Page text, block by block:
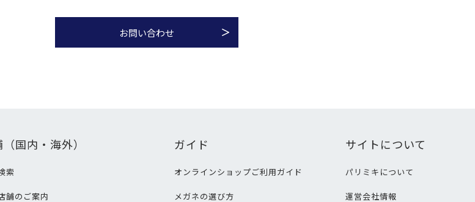
お問い合わせ
国内・海外）
索
舗のご案内
ガイド
オンラインショップご利用ガイド
メガネの選び方
サイトについて
パリミキについて
運営会社情報